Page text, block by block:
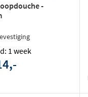
-
1 week